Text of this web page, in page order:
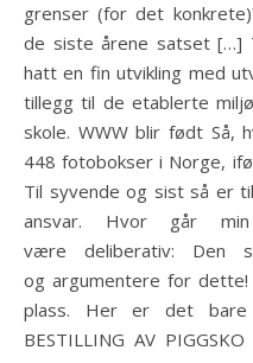
grenser (for det
de siste årene satset […]
hatt en fin utvikling med
tillegg til de etablerte
skole. WWW blir født
448 fotobokser i Norge,
Til syvende og sist så er
ansvar. Hvor går
være deliberativ: Den
og argumentere for
plass. Her er det
BESTILLING AV